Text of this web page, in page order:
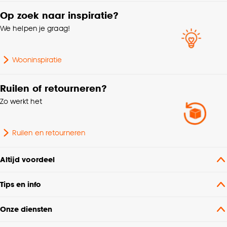
Op zoek naar inspiratie?
We helpen je graag!
Wooninspiratie
Ruilen of retourneren?
Zo werkt het
Ruilen en retourneren
Altijd voordeel
Tips en info
Onze diensten